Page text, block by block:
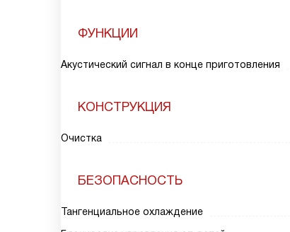
ФУНКЦИИ
Акустический сигнал в конце приготовления
КОНСТРУКЦИЯ
Очистка
БЕЗОПАСНОСТЬ
Тангенциальное охлаждение